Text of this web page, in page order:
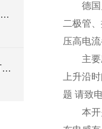
Funke风凯-钎焊板式换热器GPLB系列技术资料
汉达森优势供应赛福特SEIFERT工业空调
德国贝
二极管
压高电
主要应
上升沿
题 请致
本开关